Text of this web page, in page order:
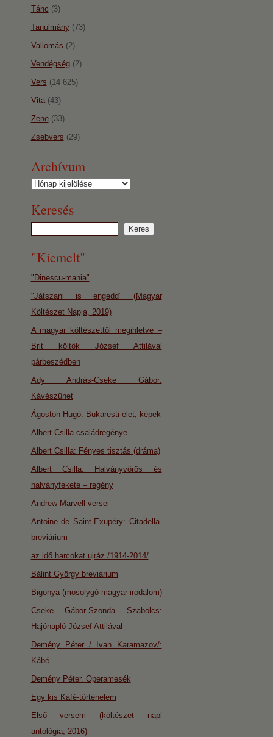
Tánc (3)
Tanulmány(73)
Vallomás (2)
Vendégség(2)
Vers (14 625)
Vita(43)
Zene(33)
Zsebvers (29)
Archívum
Archívum
Keresés
"Kiemelt"
"Dinescu-mania"
"Játszani is engedd" (Magyar
Költészet Napja, 2019)
A magyar költészettől megihletve –
Brit költők József Attilával
párbeszédben
Ady András-Cseke Gábor:
Kávészünet
Ágoston Hugó: Bukaresti élet, képek
Albert Csilla családregénye
Albert Csilla: Fényes tisztás (dráma)
Albert Csilla: Halványvörös és
halványfekete – regény
Andrew Marvell versei
Antoine de Saint-Exupéry: Citadella-
breviárium
az idő harcokat ujráz /1914-2014/
Bálint György breviárium
Bigonya (mosolygó magyar irodalom)
Cseke Gábor-Szonda Szabolcs:
Hajónapló József Attilával
Demény Péter / Ivan Karamazov/:
Kábé
Demény Péter. Operamesék
Egy kis Káfé-történelem
Első versem (költészet napi
antológia, 2016)